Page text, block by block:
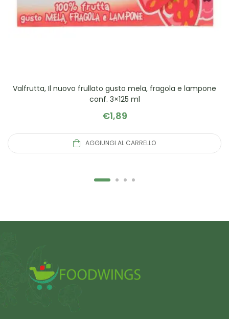
Valfrutta, Il nuovo frullato gusto mela, fragola e lampone
conf. 3×125 ml
€1,89
AGGIUNGI AL CARRELLO